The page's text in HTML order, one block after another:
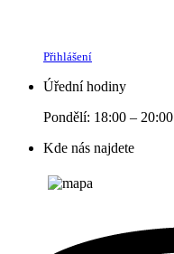
Přihlášení
Úřední hodiny
Pondělí: 18:00 – 20:00
Kde nás najdete